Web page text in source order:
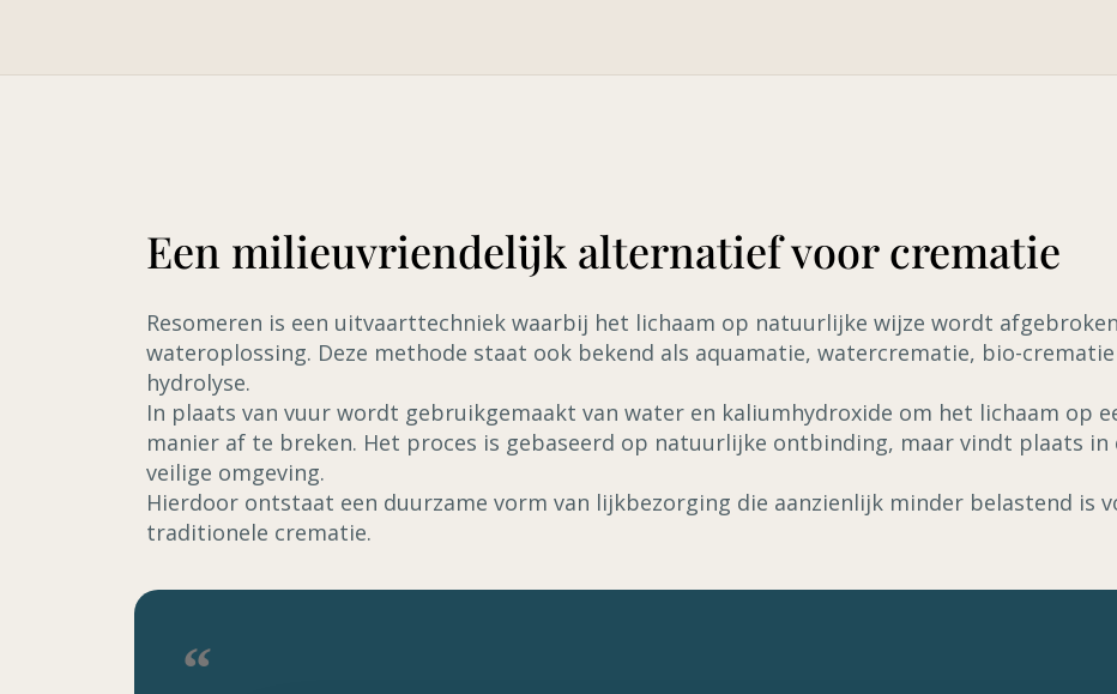
Een milieuvriendelijk alternatief voor crematie
Resomeren is een uitvaarttechniek waarbij het lichaam op natuurlijke wijze wordt
wateroplossing. Deze methode staat ook bekend als aquamatie, watercrematie, bio-
hydrolyse.
In plaats van vuur wordt gebruikgemaakt van water en kaliumhydroxide om het lichaam op
manier af te breken. Het proces is gebaseerd op natuurlijke ontbinding, maar vindt plaats in
veilige omgeving.
Hierdoor ontstaat een duurzame vorm van lijkbezorging die aanzienlijk minder belastend is
traditionele crematie.